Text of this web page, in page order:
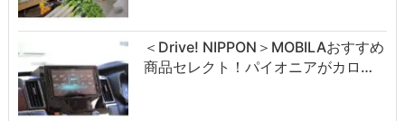
＜Drive! NIPPON＞MOBILAおすすめ
商品セレクト！パイオニアがカロ…